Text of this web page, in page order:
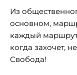
Из
основном,
каждый
когда захочет,
Свобода!